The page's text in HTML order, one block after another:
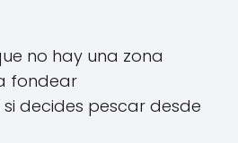
no hay una zona
fondear
decides pescar desde